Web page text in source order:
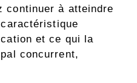
continuer à atteindre
et ce qui la
concurrent,